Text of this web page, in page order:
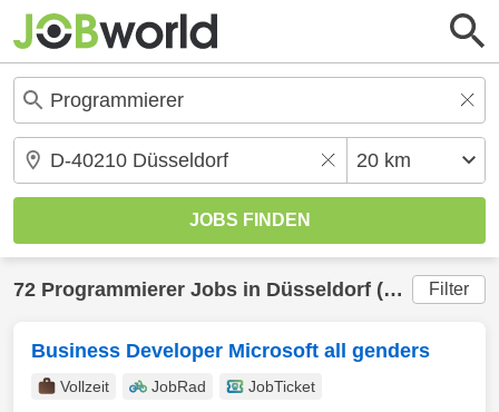
72 Programmierer Jobs in Düsseldorf (20 km) gefunden Filter
Business Developer Microsoft all genders
Vollzeit JobRad
JobTicket